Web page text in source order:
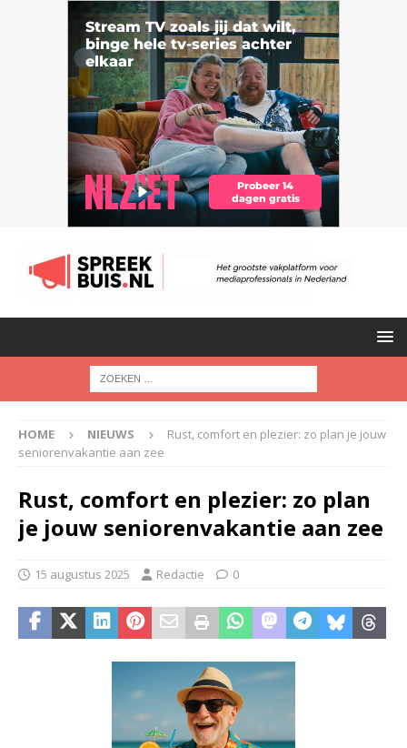
HOME NIEUWS
Rust, comfort en plezier: zo plan je jouw
seniorenvakantie aan zee
Rust, comfort en plezier: zo plan
je jouw seniorenvakantie aan zee
15 augustus 2025 Redactie 0